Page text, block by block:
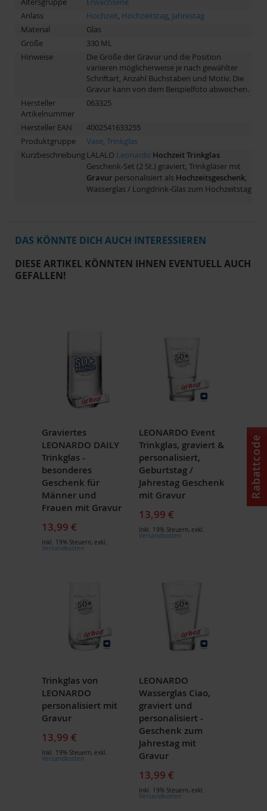
Anlass
Hochzeit, Hochzeitstag, Jahrestag
Material
Glas
Größe
330 ML
Hinweise
Die Größe der Gravur und die Position
variieren möglicherweise je nach gewählter
Schriftart, Anzahl Buchstaben und Motiv. Die
Gravur kann von dem Beispielfoto abweichen.
Hersteller
Artikelnummer
063325
Hersteller EAN
4002541633255
Produktgruppe
Vase, Trinkglas
KurzbeschreibungLALALO Leonardo HochzeitTrinkglas
Geschenk-Set (2 St.) graviert, Trinkgläser mit
Gravur personalisiert als Hochzeitsgeschenk,
Wasserglas / Longdrink-Glas zum Hochzeitstag
DAS KÖNNTE DICH AUCH INTERESSIEREN
DIESE ARTIKEL KÖNNTEN IHNEN EVENTUELL AUCH
GEFALLEN!
Graviertes
LEONARDO DAILY
Trinkglas -
besonderes
Geschenk für
Männer und
Frauen mit Gravur
13,99 €
Inkl. 19% Steuern, exkl.
Versandkosten
LEONARDO Event
Trinkglas, graviert &
personalisiert,
Geburtstag /
Jahrestag Geschenk
mit Gravur
13,99 €
Inkl. 19% Steuern, exkl.
Versandkosten
Trinkglas von
LEONARDO
personalisiert mit
Gravur
13,99 €
Inkl. 19% Steuern, exkl.
Versandkosten
LEONARDO
Wasserglas Ciao,
graviert und
personalisiert -
Geschenk zum
Jahrestag mit
Gravur
13,99 €
Inkl. 19% Steuern, exkl.
Versandkosten
Rabattcode